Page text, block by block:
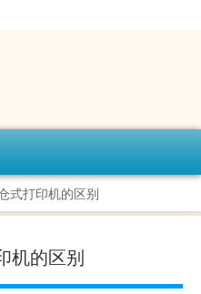
式打印机的区别
机的区别